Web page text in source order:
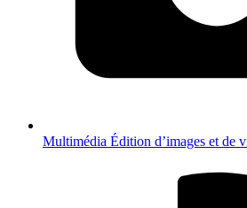
Multimédia Édition d’images et de